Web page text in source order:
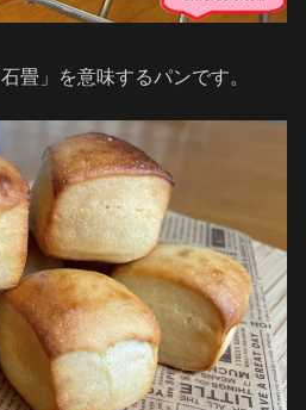
畳」を意味するパンです。